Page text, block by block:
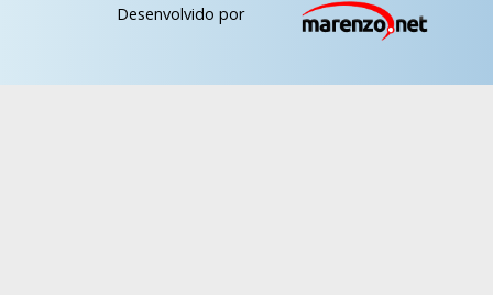
Desenvolvido por